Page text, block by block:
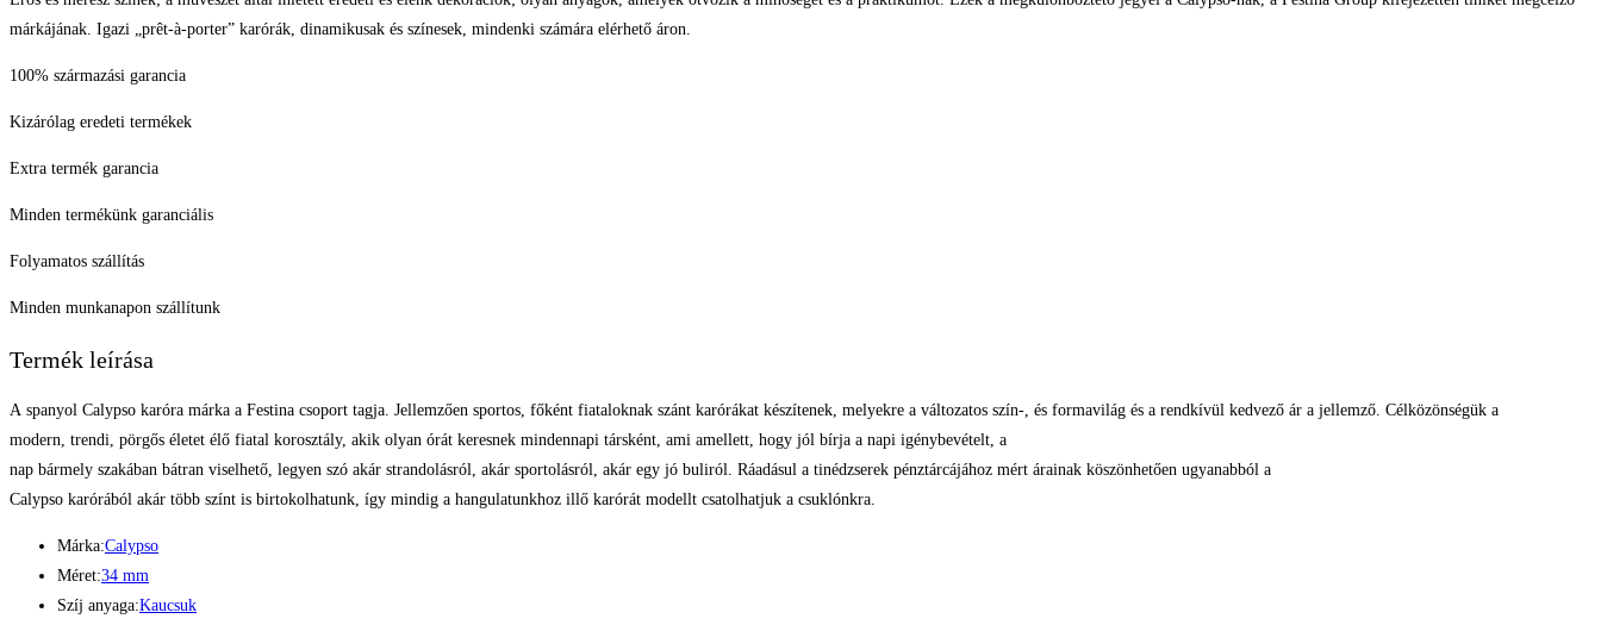
márkájának. Igazi „prêt-à-porter” karórák, dinamikusak és színesek, mindenki számára elérhető áron.
100% származási garancia
Kizárólag eredeti termékek
Extra termék garancia
Minden termékünk garanciális
Folyamatos szállítás
Minden munkanapon szállítunk
Termék leírása
A spanyol Calypso karóra márka a Festina csoport tagja. Jellemzően sportos, főként fiataloknak szánt karórákat készítenek, melyekre a változatos szín-, és formavilág és a rendkívül kedvező ár a jellemző. Célközönségük a
modern, trendi, pörgős életet élő fiatal korosztály, akik olyan órát keresnek mindennapi társként, ami amellett, hogy jól bírja a napi igénybevételt, a
nap bármely szakában bátran viselhető, legyen szó akár strandolásról, akár sportolásról, akár egy jó buliról. Ráadásul a tinédzserek pénztárcájához mért árainak köszönhetően ugyanabból a
Calypso karórából akár több színt is birtokolhatunk, így mindig a hangulatunkhoz illő karórát modellt csatolhatjuk a csuklónkra.
Márka:Calypso
Méret:34 mm
Szíj anyaga:Kaucsuk